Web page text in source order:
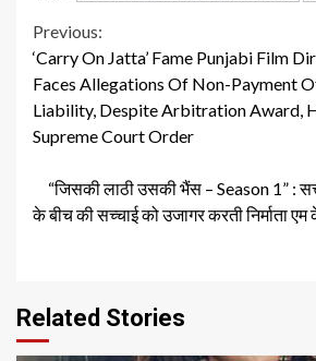
Continue
Reading
Previous:
‘Carry On Jatta’ Fame Punjabi Film
Faces Allegations Of Non-Payment
Liability, Despite Arbitration Award,
Supreme Court Order
“जिसकी लाठी उसकी भैंस – Season 1” :
के बीच की सच्चाई को उजागर करती निर्माता
Related Stories